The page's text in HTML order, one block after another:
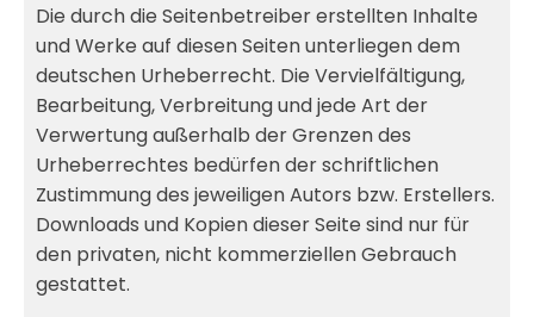
Die durch die Seitenbetreiber erstellten Inhalte
und Werke auf diesen Seiten unterliegen dem
deutschen Urheberrecht. Die Vervielfältigung,
Bearbeitung, Verbreitung und jede Art der
Verwertung außerhalb der Grenzen des
Urheberrechtes bedürfen der schriftlichen
Zustimmung des jeweiligen Autors bzw. Erstellers.
Downloads und Kopien dieser Seite sind nur für
den privaten, nicht kommerziellen Gebrauch
gestattet.